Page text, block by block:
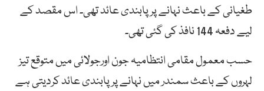
طغیانی کے باعث نہانے پر پابندی عائد تھی۔ اس مقصد کے
لیے دفعہ 144 نافذ کی گئی تھی۔
حسب معمول مقامی انتظامیہ جون اورجولائی میں متوقع تیز
لہروں کے باعث سمندر میں نہانے پر پابندی عائد کردیتی ہے